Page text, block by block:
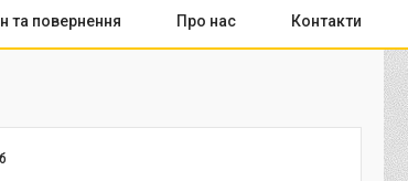
та повернення Про нас Контакти